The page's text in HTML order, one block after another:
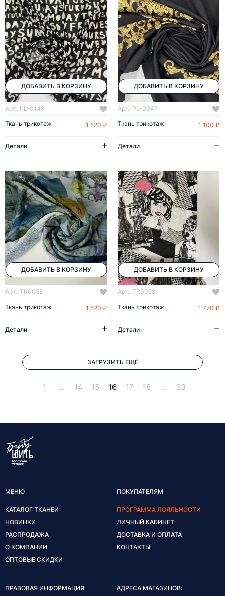
ДОБАВИТЬ В КОРЗИНУ
Арт.: PL-0148
Ткань трикотаж
1 520 ₽
Детали
ДОБАВИТЬ В КОРЗИНУ
Арт.: PL-0047
Ткань трикотаж
1 100 ₽
Детали
ДОБАВИТЬ В КОРЗИНУ
Арт.: TR0056
Ткань трикотаж
1 520 ₽
Детали
ДОБАВИТЬ В КОРЗИНУ
Арт.: TR0058
Ткань трикотаж
1 770 ₽
Детали
ЗАГРУЗИТЬ ЕЩЁ
1 ... 14 15 16 17 18 ... 23
МЕНЮ
КАТАЛОГ ТКАНЕЙ
НОВИНКИ
РАСПРОДАЖА
О КОМПАНИИ
ОПТОВЫЕ СКИДКИ
ПОКУПАТЕЛЯМ
ПРОГРАММА ЛОЯЛЬНОСТИ
ЛИЧНЫЙ КАБИНЕТ
ДОСТАВКА И ОПЛАТА
КОНТАКТЫ
ПРАВОВАЯ ИНФОРМАЦИЯ АДРЕСА МАГАЗИНОВ: